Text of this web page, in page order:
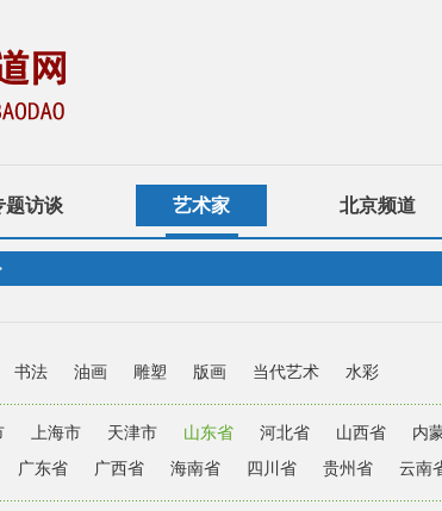
题访谈 艺术家 北京频道
书法 油画 雕塑 版画 当代艺术 水彩
上海市 天津市 山东省 河北省 山西省 内
广东省 广西省 海南省 四川省 贵州省 云南